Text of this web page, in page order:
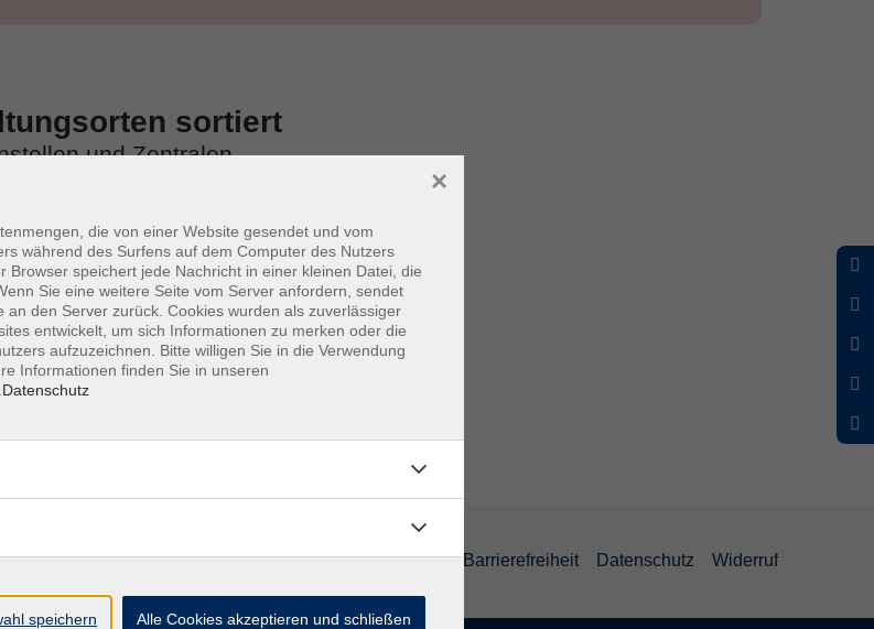
sortiert
und Zentralen
Widerrufsrecht Impressum AGB Barrierefreiheit Datenschutz Widerruf
die von einer Website gesendet und vom
während des Surfens auf dem Computer des Nutzers
Browser speichert jede Nachricht in einer kleinen Datei, die
Sie eine weitere Seite vom Server anfordern, sendet
an den Server zurück. Cookies wurden als zuverlässiger
entwickelt, um sich Informationen zu merken oder die
aufzuzeichnen. Bitte willigen Sie in die Verwendung
Informationen finden Sie in unseren
Datenschutz
×
speichern Alle Cookies akzeptieren und schließen